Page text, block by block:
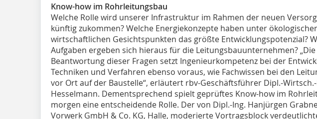
Know-how im Rohrleitungsbau
Welche Rolle wird unserer Infrastruktur im Rahmen der neuen
künftig zukommen? Welche Energiekonzepte haben unter
wirtschaftlichen Gesichtspunkten das größte Entwicklungspotenzial?
Aufgaben ergeben sich hieraus für die Leitungsbauunternehmen? „Die
Beantwortung dieser Fragen setzt Ingenieurkompetenz bei der
Techniken und Verfahren ebenso voraus, wie Fachwissen bei den
vor Ort auf der Baustelle“, erläutert rbv-Geschäftsführer Dipl.-
Hesselmann. Dementsprechend spielt geprüftes Know-how im
morgen eine entscheidende Rolle. Der von Dipl.-Ing. Hanjürgen
Vorwerk GmbH & Co. KG, Halle, moderierte Vortragsblock